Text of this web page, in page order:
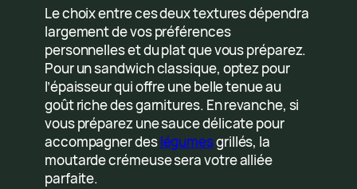
Le choix entre ces deux textures dépendra
largement de vos préférences
personnelles et du plat que vous préparez.
Pour un sandwich classique, optez pour
l’épaisseur qui offre une belle tenue au
goût riche des garnitures. En revanche, si
vous préparez une sauce délicate pour
accompagner deslégumesgrillés, la
moutarde crémeuse sera votre alliée
parfaite.